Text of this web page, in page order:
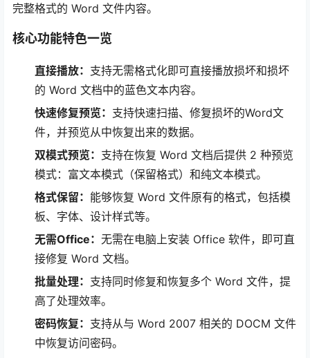
完整格式的 Word 文件内容。
核心功能特色一览
直接播放： 支持无需格式化即可直接播放损坏和损坏
的 Word 文档中的蓝色文本内容。
快速修复预览： 支持快速扫描、修复损坏的Word文
件，并预览从中恢复出来的数据。
双模式预览： 支持在恢复 Word 文档后提供 2 种预览
模式：富文本模式（保留格式）和纯文本模式。
格式保留： 能够恢复 Word 文件原有的格式，包括模
板、字体、设计样式等。
无需Office： 无需在电脑上安装 Office 软件，即可直
接修复 Word 文档。
批量处理： 支持同时修复和恢复多个 Word 文件，提
高了处理效率。
密码恢复： 支持从与 Word 2007 相关的 DOCM 文件
中恢复访问密码。